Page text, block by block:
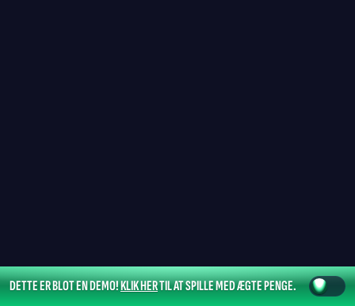
DETTE ER BLOT EN DEMO!KLIK HERTIL AT SPILLE MED ÆGTE PENGE.